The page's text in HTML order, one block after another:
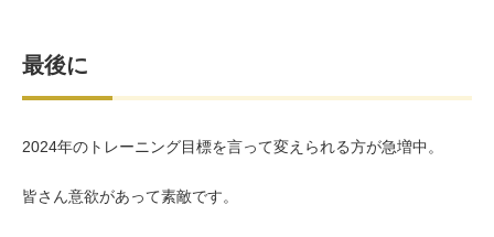
最後に
2024年のトレーニング目標を言って変えられる方が急増中。
皆さん意欲があって素敵です。